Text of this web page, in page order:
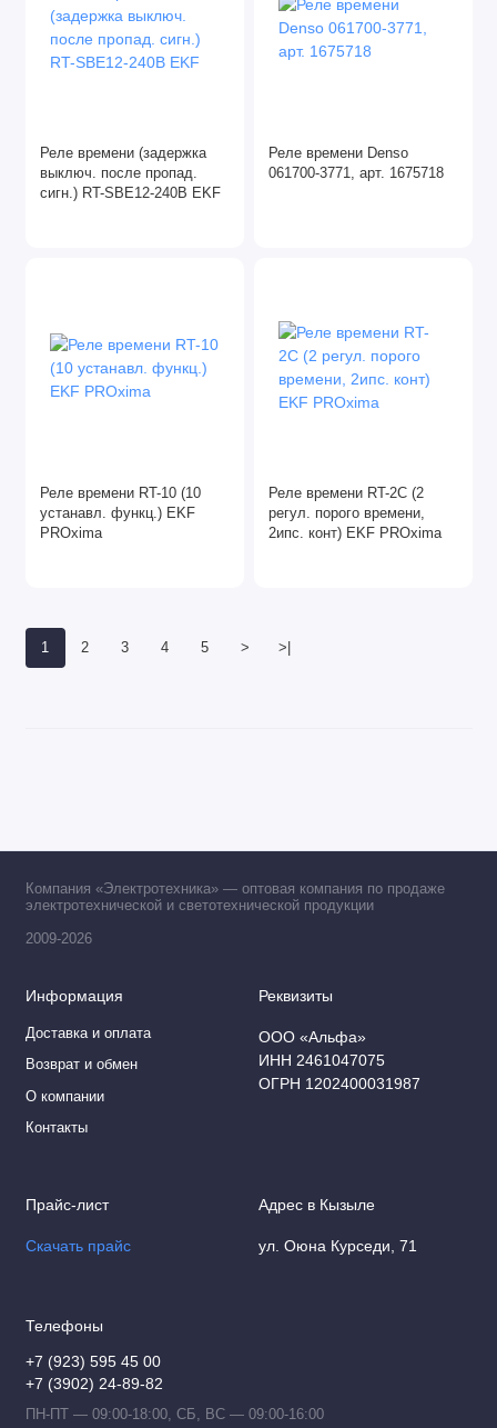
Реле времени (задержка
выключ. после пропад.
сигн.) RT-SBE12-240В EKF
Реле времени Denso
061700-3771, арт. 1675718
Реле времени RT-10 (10
устанавл. функц.) EKF
PROxima
Реле времени RT-2С (2
регул. порого времени,
2ипс. конт) EKF PROxima
1 2 3 4 5 > >|
Компания «Электротехника» — оптовая компания по продаже
электротехнической и светотехнической продукции
2009-2026
Информация
Доставка и оплата
Возврат и обмен
О компании
Контакты
Реквизиты
ООО «Альфа»
ИНН 2461047075
ОГРН 1202400031987
Прайс-лист
Скачать прайс
Адрес в Кызыле
ул. Оюна Курседи, 71
Телефоны
+7 (923) 595 45 00
+7 (3902) 24-89-82
ПН-ПТ — 09:00-18:00, СБ, ВС — 09:00-16:00